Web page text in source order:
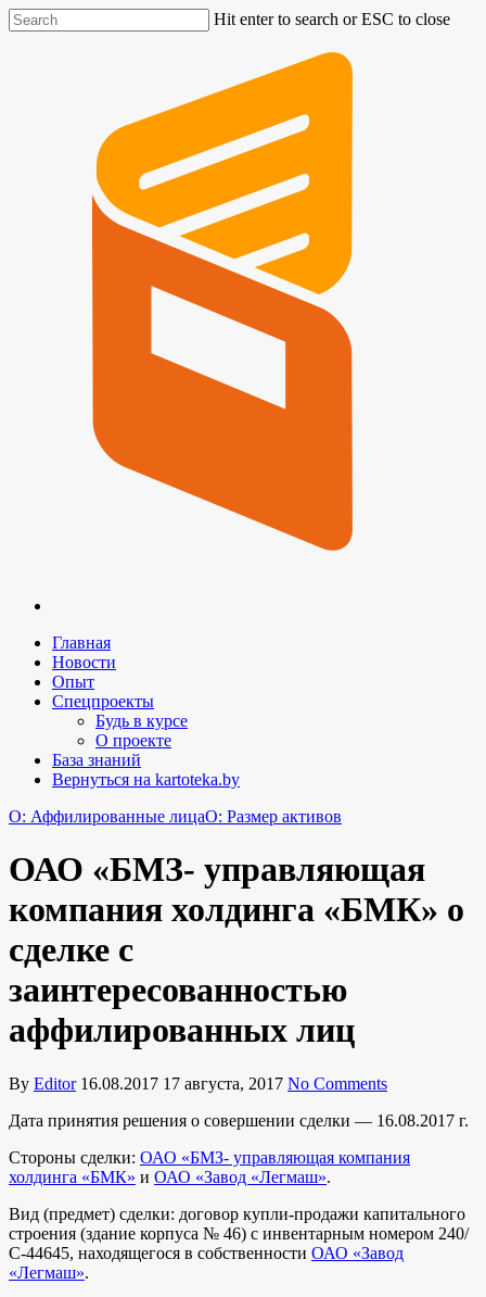
Hit enter to search or ESC to close
Главная
Новости
Опыт
Спецпроекты
Будь в курсе
О проекте
База знаний
Вернуться на kartoteka.by
O: Аффилированные лицаO: Размер активов
ОАО «БМЗ- управляющая
компания холдинга «БМК» о
сделке с
заинтересованностью
аффилированных лиц
By Editor 16.08.2017 17 августа, 2017 No Comments
Дата принятия решения о совершении сделки — 16.08.2017 г.
Стороны сделки: ОАО «БМЗ- управляющая компания
холдинга «БМК» и ОАО «Завод «Легмаш».
Вид (предмет) сделки: договор купли-продажи капитального
строения (здание корпуса № 46) с инвентарным номером 240/
С-44645, находящегося в собственности ОАО «Завод
«Легмаш».